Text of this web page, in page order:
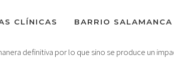
CLÍNICAS BARRIO SALAMANCA
definitiva por lo que sino se produce un